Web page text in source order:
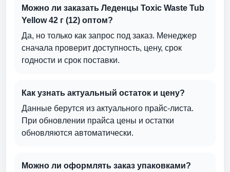
Можно ли заказать Леденцы Toxic Waste Tub
Yellow 42 г (12) оптом?
Да, но только как запрос под заказ. Менеджер
сначала проверит доступность, цену, срок
годности и срок поставки.
Как узнать актуальный остаток и цену?
Данные берутся из актуального прайс-листа.
При обновлении прайса цены и остатки
обновляются автоматически.
Можно ли оформлять заказ упаковками?